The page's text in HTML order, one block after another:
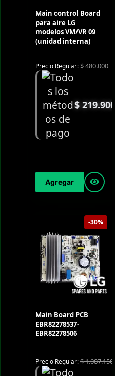
Main control Board
para aire LG
modelos VM/VR 09
(unidad interna)
Precio Regular:$480.000
$219.900
Agregar
-30%
Main Board PCB
EBR82278537-
EBR82278506
Precio Regular:$1.087.150